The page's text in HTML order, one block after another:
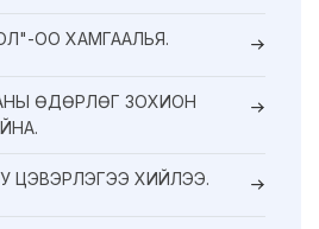
ОО ХАМГААЛЬЯ.
ӨДӨРЛӨГ ЗОХИОН
ЦЭВЭРЛЭГЭЭ ХИЙЛЭЭ.